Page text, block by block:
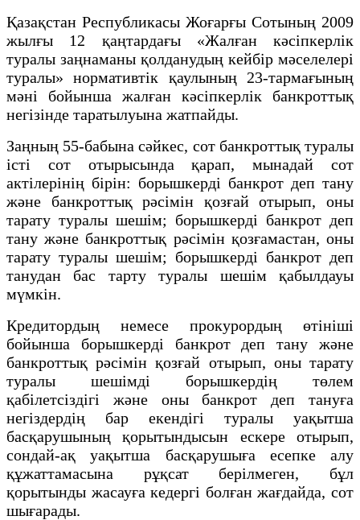
Қазақстан Республикасы Жоғарғы Сотының 2009
жылғы 12 қаңтардағы «Жалған кәсіпкерлік
туралы заңнаманы қолданудың кейбір мәселелері
туралы» нормативтік қаулының 23-тармағының
мәні бойынша жалған кәсіпкерлік банкроттық
негізінде таратылуына жатпайды.
Заңның 55-бабына сәйкес, сот банкроттық туралы
iстi сот отырысында қарап, мынадай сот
актiлерiнiң бiрiн: борышкердi банкрот деп тану
және банкроттық рәсімін қозғай отырып, оны
тарату туралы шешiм; борышкердi банкрот деп
тану және банкроттық рәсімін қозғамастан, оны
тарату туралы шешiм; борышкердi банкрот деп
танудан бас тарту туралы шешiм қабылдауы
мүмкін.
Кредитордың немесе прокурордың өтініші
бойынша борышкерді банкрот деп тану және
банкроттық рәсімін қозғай отырып, оны тарату
туралы шешімді борышкердің төлем
қабілетсіздігі және оны банкрот деп тануға
негіздердің бар екендігі туралы уақытша
басқарушының қорытындысын ескере отырып,
сондай-ақ уақытша басқарушыға есепке алу
құжаттамасына рұқсат берілмеген, бұл
қорытынды жасауға кедергі болған жағдайда, сот
шығарады.